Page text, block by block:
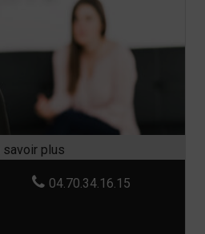
04.70.34.16.15